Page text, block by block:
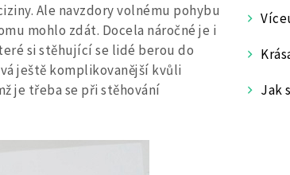
Ale navzdory volnému pohybu
mohlo zdát. Docela náročné je i
si stěhující se lidé berou do
ještě komplikovanější kvůli
je třeba se při stěhování
Jak